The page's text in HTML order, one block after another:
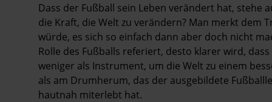
Dass der Fußball sein Leben verändert hat, stehe
die Kraft, die Welt zu verändern? Man merkt dem
würde, es sich so einfach dann aber doch nicht
Rolle des Fußballs referiert, desto klarer wird,
weniger als Instrument, um die Welt zu einem
als am Drumherum, das der ausgebildete
hautnah miterlebt hat.